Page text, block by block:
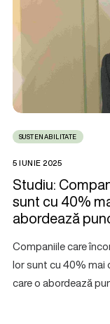
SUSTENABILITATE
5 IUNIE 2025
Studiu:
sunt cu 40%
abordează
Companiile care
lor sunt cu 40% mai
care o abordează